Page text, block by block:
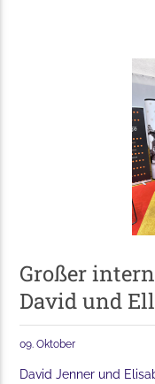
Großer
David und
09. Oktober
David Jenner und